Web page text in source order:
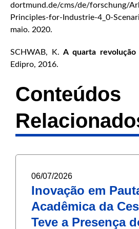
dortmund.de/cms/de/forschung/
Principles-for-Industrie-4_0-
maio. 2020.
SCHWAB, K.A quarta revolução
Edipro, 2016.
Conteúdos
06/07/2026
Inovação em
Acadêmica da
Teve a Presença